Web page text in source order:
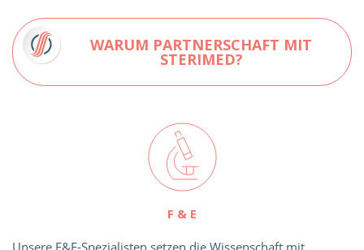
WARUM PARTNERSCHAFT MIT
STERIMED?
F & E
Unsere F&E-Spezialisten setzen die Wissenschaft mit